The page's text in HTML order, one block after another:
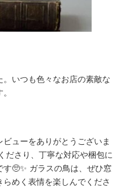
いつも色々なお店の素敵な
ューをありがとうございま
ださり、丁寧な対応や梱包に
🥺✨ ガラスの鳥は、ぜひ窓
めく表情を楽しんでくださ